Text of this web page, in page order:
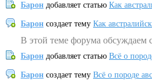
Барон добавляет статью Как
Барон создает тему Как
В этой теме форума обсуждаем
Барон добавляет статью Всё о
Барон создает тему Всё о породе